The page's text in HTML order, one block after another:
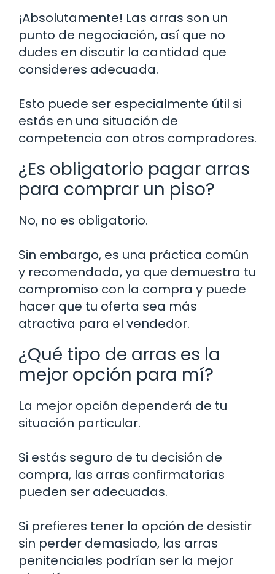
¡Absolutamente! Las arras son un
punto de negociación, así que no
dudes en discutir la cantidad que
consideres adecuada.
Esto puede ser especialmente útil si
estás en una situación de
competencia con otros compradores.
¿Es obligatorio pagar arras
para comprar un piso?
No, no es obligatorio.
Sin embargo, es una práctica común
y recomendada, ya que demuestra tu
compromiso con la compra y puede
hacer que tu oferta sea más
atractiva para el vendedor.
¿Qué tipo de arras es la
mejor opción para mí?
La mejor opción dependerá de tu
situación particular.
Si estás seguro de tu decisión de
compra, las arras confirmatorias
pueden ser adecuadas.
Si prefieres tener la opción de desistir
sin perder demasiado, las arras
penitenciales podrían ser la mejor